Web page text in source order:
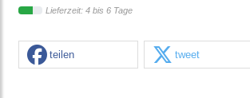
Lieferzeit: 4 bis 6 Tage
teilen tweet